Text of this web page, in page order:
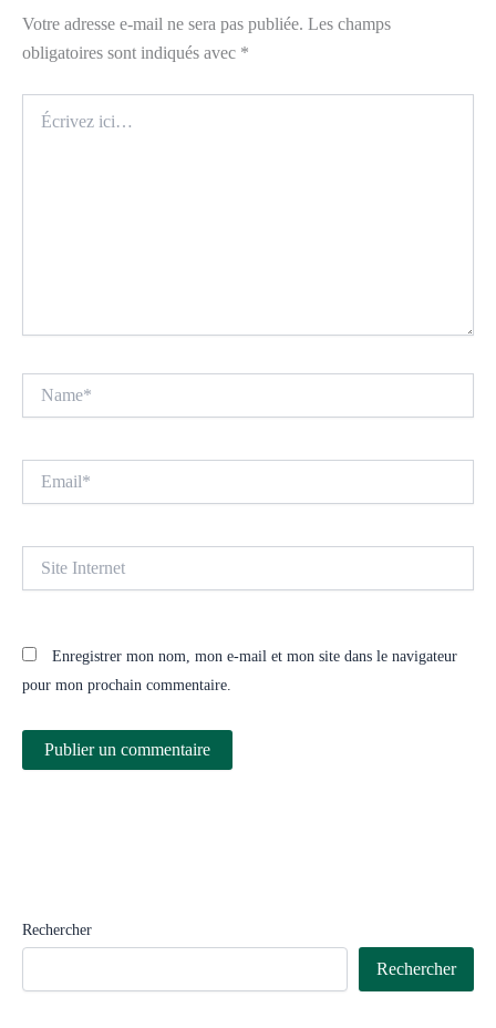
Votre adresse e-mail ne sera pas publiée. Les champs
obligatoires sont indiqués avec *
ici…
Internet
Enregistrer mon nom, mon e-mail et mon site dans le navigateur
pour mon prochain commentaire.
Rechercher
Rechercher